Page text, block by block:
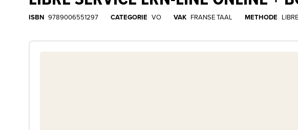
ISBN 9789006551297 CATEGORIE VO VAK FRANSE TAAL METHODE